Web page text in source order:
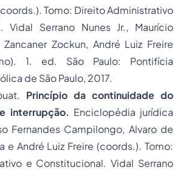
Tomo: Direito Administrativo
Vidal Serrano Nunes Jr., Maurício
Zockun, André Luiz Freire
1. ed. São Paulo: Pontifícia
de São Paulo, 2017.
Princípio da continuidade do
interrupção. Enciclopédia jurídica
Fernandes Campilongo, Alvaro de
e André Luiz Freire (coords.). Tomo:
e Constitucional. Vidal Serrano